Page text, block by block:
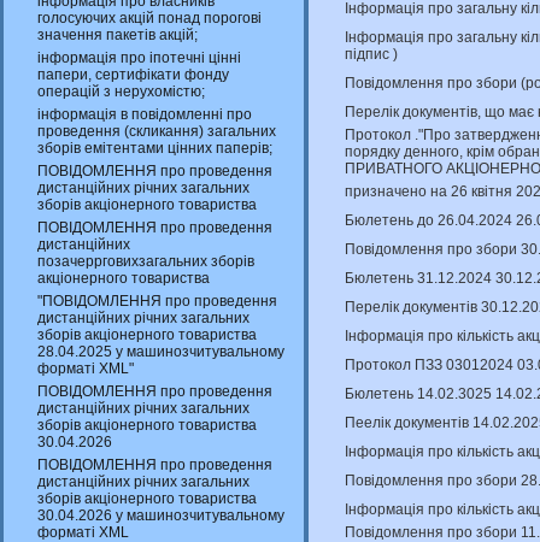
голосуючих акцій понад порогові
значення пакетів акцій;
інформація про іпотечні цінні
папери, сертифікати фонду
операцій з нерухомістю;
інформація в повідомленні про
проведення (скликання) загальних
зборів емітентами цінних паперів;
ПОВІДОМЛЕННЯ про проведення
дистанційних річних загальних
зборів акціонерного товариства
ПОВІДОМЛЕННЯ про проведення
дистанційних
позачеррговихзагальних зборів
акціонерного товариства
"ПОВІДОМЛЕННЯ про проведення
дистанційних річних загальних
зборів акціонерного товариства
28.04.2025 у машинозчитувальному
форматі XML"
ПОВІДОМЛЕННЯ про проведення
дистанційних річних загальних
зборів акціонерного товариства
30.04.2026
ПОВІДОМЛЕННЯ про проведення
дистанційних річних загальних
зборів акціонерного товариства
30.04.2026 у машинозчитувальному
форматі XML
Інформація про загальну
Інформація про загальну
підпис )
Повідомлення про збори
Перелік документів, що
Протокол ."Про
порядку денного, крім
ПРИВАТНОГО
призначено на 26 квітня
Бюлетень до 26.04.2024
Повідомлення про збори
Бюлетень 31.12.2024
Перелік документів
Інформація про кількість
Протокол ПЗЗ 03012024
Бюлетень 14.02.3025
Пеелік документів
Інформація про кількість
Повідомлення про збори
Інформація про кількість
Повідомлення про збори